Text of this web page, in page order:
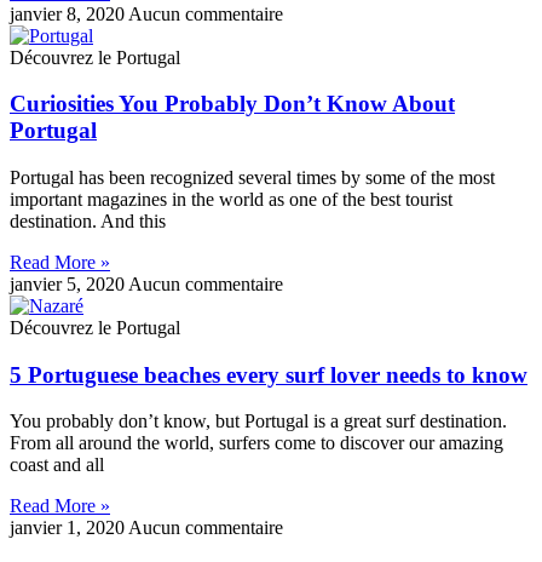
janvier 8, 2020 Aucun commentaire
Découvrez le Portugal
Curiosities You Probably Don’t Know About
Portugal
Portugal has been recognized several times by some of the most
important magazines in the world as one of the best tourist
destination. And this
Read More »
janvier 5, 2020 Aucun commentaire
Découvrez le Portugal
5 Portuguese beaches every surf lover needs to know
You probably don’t know, but Portugal is a great surf destination.
From all around the world, surfers come to discover our amazing
coast and all
Read More »
janvier 1, 2020Aucun commentaire